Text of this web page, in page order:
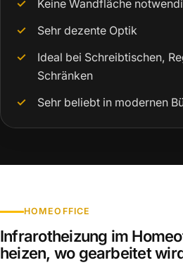
Keine Wandfläche
Sehr dezente Optik
Ideal bei Schreibtischen,
Schränken
Sehr beliebt in modernen
HOMEOFFICE
Infrarotheizung im
heizen, wo gearbeitet